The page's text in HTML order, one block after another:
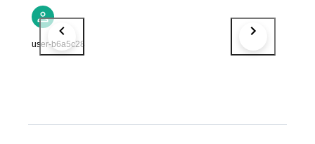
user-b6a5c28